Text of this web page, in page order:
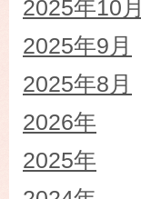
2025年10月
2025年9月
2025年8月
2026年
2025年